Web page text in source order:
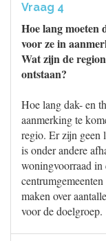
Vraag 4
Hoe lang moeten
voor ze in
Wat zijn de
ontstaan?
Hoe lang dak- en
aanmerking te
regio. Er zijn geen
is onder andere
woningvoorraad in
maken over
voor de doelgroep.